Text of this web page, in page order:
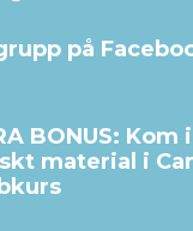
på
BONUS: Kom
material i